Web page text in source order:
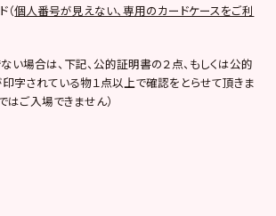
（個人番号が見えない、専用のカードケースをご利
場合は、下記、公的証明書の２点、もしくは公的
字されている物１点以上で確認をとらせて頂きま
はご入場できません）